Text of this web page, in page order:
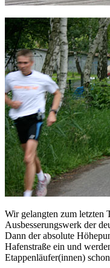
Wir gelangten zum letzten
Ausbesserungswerk der
Dann der absolute
Hafenstraße ein und
Etappenläufer(innen)